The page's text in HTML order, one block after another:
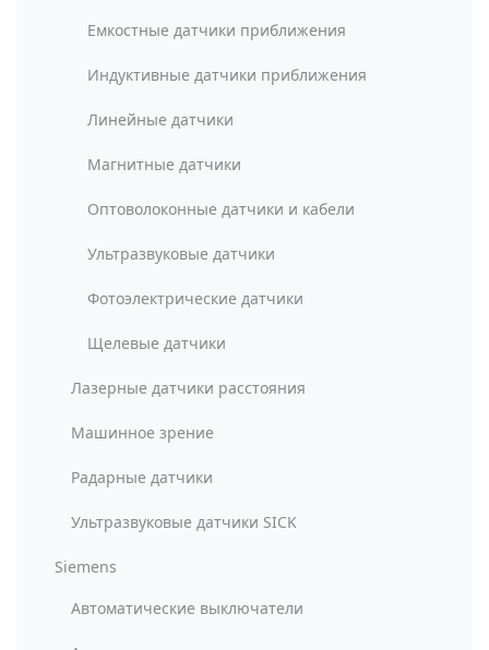
Емкостные датчики приближения
Индуктивные датчики приближения
Линейные датчики
Магнитные датчики
Оптоволоконные датчики и кабели
Ультразвуковые датчики
Фотоэлектрические датчики
Щелевые датчики
Лазерные датчики расстояния
Машинное зрение
Радарные датчики
Ультразвуковые датчики SICK
Siemens
Автоматические выключатели